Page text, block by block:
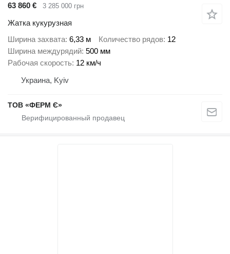
63 860 €
3 285 000 грн
Жатка кукурузная
Ширина захвата 6,33 м Количество рядов 12
Ширина междурядий 500 мм
Рабочая скорость 12 км/ч
Украина, Kyiv
ТОВ «ФЕРМ Є»